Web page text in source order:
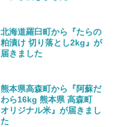
北海道羅臼町から『たらの
粕漬け 切り落とし2kg』が
届きました
熊本県高森町から『阿蘇だ
わら16kg 熊本県 高森町
オリジナル米』が届きまし
た